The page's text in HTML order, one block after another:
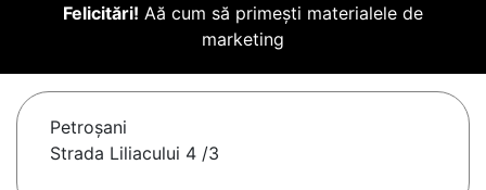
Felicitări! Aă cum să primești materialele de
marketing
Petroşani
Strada Liliacului 4 /3